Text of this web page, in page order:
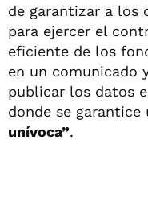
de garantizar a los
para ejercer el
eficiente de los
en un comunicado
publicar los datos
donde se garantice
unívoca”.